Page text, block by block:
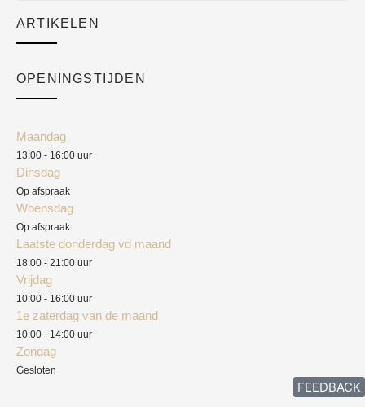
Academy
ARTIKELEN
OPENINGSTIJDEN
Maandag
13:00 - 16:00 uur
Dinsdag
Op afspraak
Woensdag
Op afspraak
Laatste donderdag vd maand
18:00 - 21:00 uur
Vrijdag
10:00 - 16:00 uur
1e zaterdag van de maand
10:00 - 14:00 uur
Zondag
Gesloten
FEEDBACK